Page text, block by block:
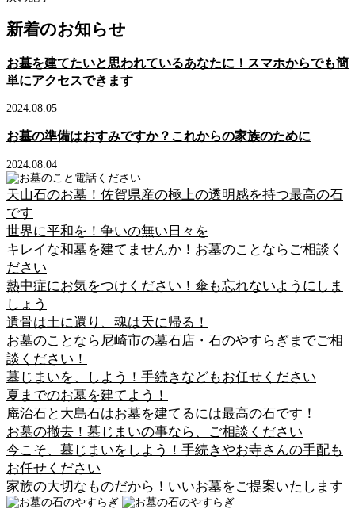
新着のお知らせ
お墓を建てたいと思われているあなたに！スマホからでも簡
単にアクセスできます
2024.08.05
お墓の準備はおすみですか？これからの家族のために
2024.08.04
天山石のお墓！佐賀県産の極上の透明感を持つ最高の石
です
世界に平和を！争いの無い日々を
キレイな和墓を建てませんか！お墓のことならご相談く
ださい
熱中症にお気をつけください！傘も忘れないようにしま
しょう
遺骨は土に還り、魂は天に帰る！
お墓のことなら尼崎市の墓石店・石のやすらぎまでご相
談ください！
墓じまいを、しよう！手続きなどもお任せください
夏までのお墓を建てよう！
庵治石と大島石はお墓を建てるには最高の石です！
お墓の撤去！墓じまいの事なら、ご相談ください
今こそ、墓じまいをしよう！手続きやお寺さんの手配も
お任せください
家族の大切なものだから！いいお墓をご提案いたします